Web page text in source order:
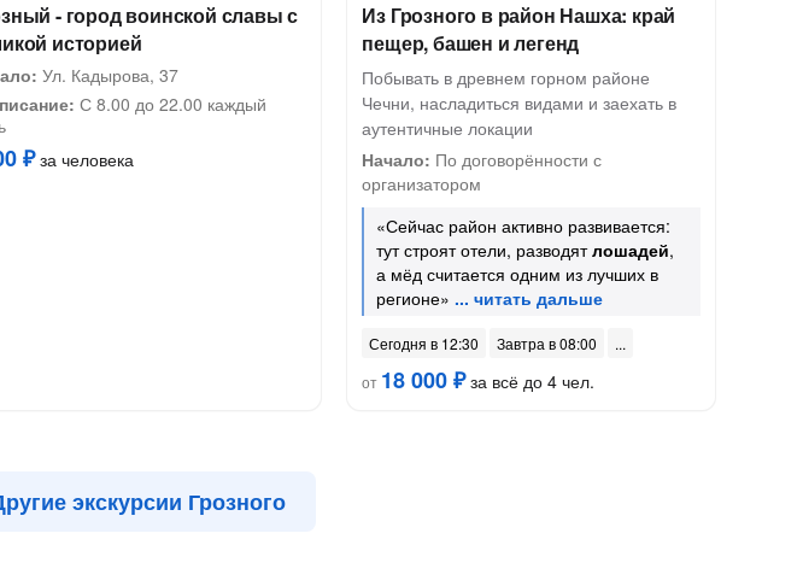
- город воинской славы с
историей
Ул. Кадырова, 37
С 8.00 до 22.00 каждый
₽за человека
Из Грозного в район Нашха: край
пещер, башен и легенд
Побывать в древнем горном районе
Чечни, насладиться видами и заехать в
аутентичные локации
Начало: По договорённости с
организатором
«Сейчас район активно развивается:
тут строят отели, разводятлошадей,
а мёд считается одним из лучших в
регионе»
Сегодня в 12:30
Завтра в 08:00
от 18 000 ₽за всё до 4 чел.
экскурсии Грозного